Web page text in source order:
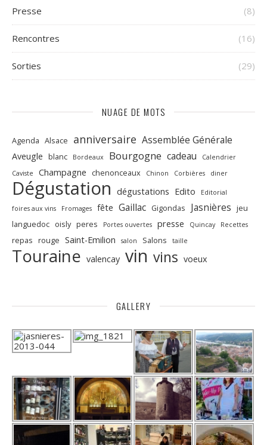
Presse (8)
Rencontres (16)
Sorties (29)
NUAGE DE MOTS
Agenda Alsace anniversaire Assemblée Générale
Aveugle blanc Bordeaux Bourgogne cadeau
Calendrier
Caviste
Champagne chenonceaux Chinon Corbières diner
Dégustation dégustations Edito
Editorial
foires aux vins
Fromages fête Gaillac Gigondas Jasnières jeu
languedoc oisly peres Portes ouvertes presse Quincay Recettes
repas rouge Saint-Emilion salon Salons taille
Touraine valencay vin vins voeux
GALLERY